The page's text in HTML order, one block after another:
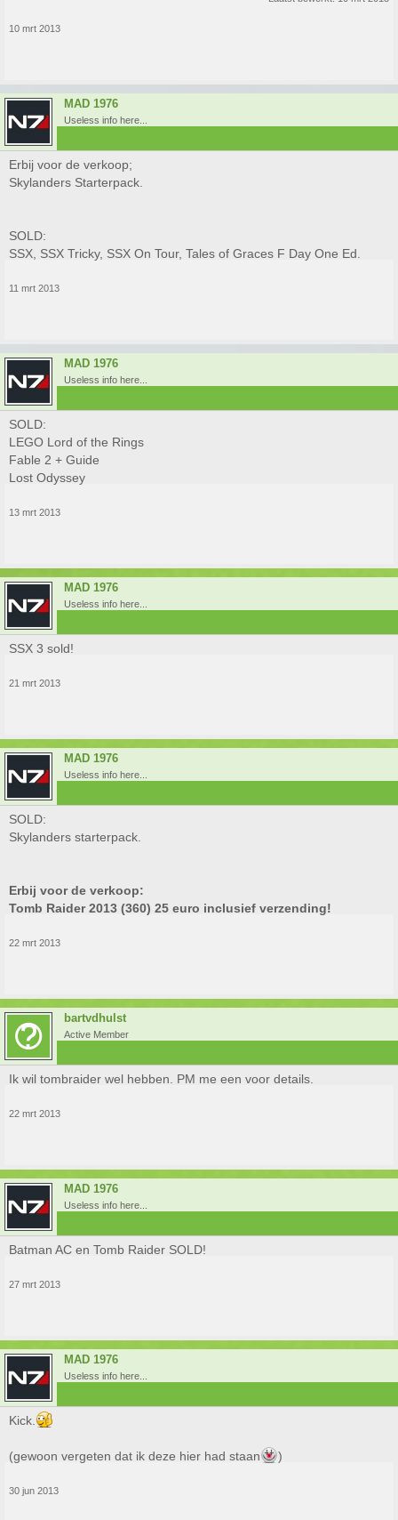
10 mrt 2013
MAD 1976
Useless info here...
Erbij voor de verkoop;
Skylanders Starterpack.
SOLD:
SSX, SSX Tricky, SSX On Tour, Tales of Graces F Day One Ed.
11 mrt 2013
MAD 1976
Useless info here...
SOLD:
LEGO Lord of the Rings
Fable 2 + Guide
Lost Odyssey
13 mrt 2013
MAD 1976
Useless info here...
SSX 3 sold!
21 mrt 2013
MAD 1976
Useless info here...
SOLD:
Skylanders starterpack.
Erbij voor de verkoop:
Tomb Raider 2013 (360) 25 euro inclusief verzending!
22 mrt 2013
bartvdhulst
Active Member
Ik wil tombraider wel hebben. PM me een voor details.
22 mrt 2013
MAD 1976
Useless info here...
Batman AC en Tomb Raider SOLD!
27 mrt 2013
MAD 1976
Useless info here...
Kick.
(gewoon vergeten dat ik deze hier had staan )
30 jun 2013